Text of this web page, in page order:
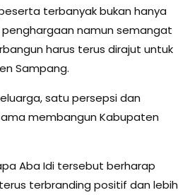
terbanyak bukan hanya
namun semangat
harus terus dirajut untuk
Sampang.
satu persepsi dan
membangun Kabupaten
Aba Idi tersebut berharap
terbranding positif dan lebih